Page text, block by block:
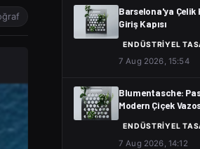
Barselona'ya Çelik
Giriş Kapısı
ENDÜSTRIYEL
7 Aug 2026, 15:54
Blumentasche:
Modern Çiçek
ENDÜSTRIYEL
7 Aug 2026, 14:12